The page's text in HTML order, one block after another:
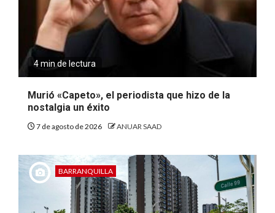
4 min de lectura
Murió «Capeto», el periodista que hizo de la
nostalgia un éxito
7 de agosto de 2026 ANUAR SAAD
BARRANQUILLA